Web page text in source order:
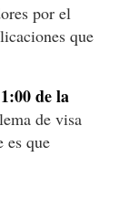
por el
que
de la
de visa
es que